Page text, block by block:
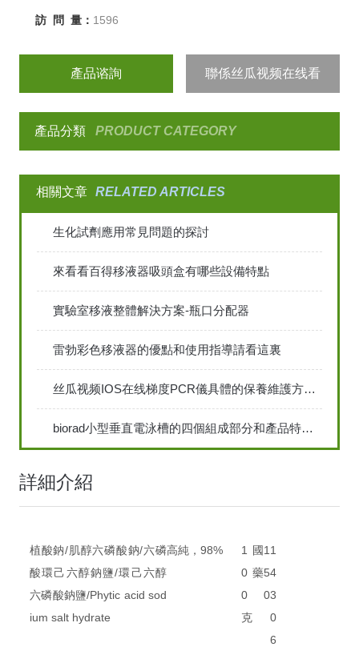
訪 問 量： 1596
產品谘詢 聯係丝瓜视频在线看
產品分類 PRODUCT CATEGORY
相關文章 RELATED ARTICLES
生化試劑應用常見問題的探討
來看看百得移液器吸頭盒有哪些設備特點
實驗室移液整體解決方案-瓶口分配器
雷勃彩色移液器的優點和使用指導請看這裏
丝瓜视频IOS在线梯度PCR儀具體的保養維護方法是怎樣的
biorad小型垂直電泳槽的四個組成部分和產品特點說明
詳細介紹
植酸鈉/肌醇六磷酸鈉/六磷
酸環己六醇鈉鹽/環己六醇
六磷酸鈉鹽/Phytic acid sod
ium salt hydrate
高純，98%
1
0
0
克
國
藥
1
5
0
1
4
3
0
6